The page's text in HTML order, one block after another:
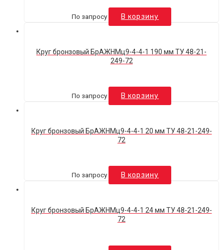
По запросу В корзину
Круг бронзовый БрАЖНМц9-4-4-1 190 мм ТУ 48-21-
249-72
По запросу В корзину
Круг бронзовый БрАЖНМц9-4-4-1 20 мм ТУ 48-21-249-
72
По запросу В корзину
Круг бронзовый БрАЖНМц9-4-4-1 24 мм ТУ 48-21-249-
72